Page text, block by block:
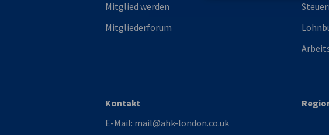
Mitglied werden
Mitgliederforum
Kontakt
E-Mail: mail@ahk-london.co.uk